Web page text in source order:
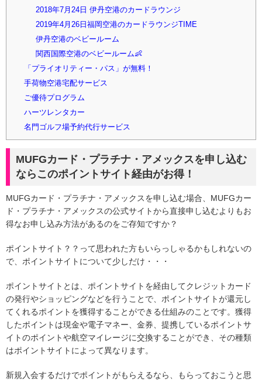
2018年7月24日 伊丹空港のカードラウンジ
2019年4月26日福岡空港のカードラウンジTIME
伊丹空港のベビールーム
関西国際空港のベビールーム👶
「プライオリティー・パス」が無料！
手荷物空港宅配サービス
ご優待プログラム
ハーツレンタカー
名門ゴルフ場予約代行サービス
MUFGカード・プラチナ・アメックスを申し込む
ならこのポイントサイト経由がお得！
MUFGカード・プラチナ・アメックスを申し込む場合、MUFGカー
ド・プラチナ・アメックスの公式サイトから直接申し込むよりもお
得なお申し込み方法があるのをご存知ですか？
ポイントサイト？？って思われた方もいらっしゃるかもしれないの
で、ポイントサイトについて少しだけ・・・
ポイントサイトとは、ポイントサイトを経由してクレジットカード
の発行やショッピングなどを行うことで、ポイントサイトが還元し
てくれるポイントを獲得することができる仕組みのことです。獲得
したポイントは現金や電子マネー、金券、提携しているポイントサ
イトのポイントや航空マイレージに交換することができ、その種類
はポイントサイトによって異なります。
新規入会するだけでポイントがもらえるなら、もらっておこうと思